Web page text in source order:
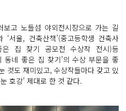
고 노들섬 야외전시장으로 가는 길
‘서울, 건축산책’(중고등학생 건축사
집 찾기 공모전 수상작 전시)등
동네 좋은 집 찾기’의 수상 부문을 좋
것도 재미있고, 수상작들마다 갖고 있
호강’ 제대로 한 것 같다.